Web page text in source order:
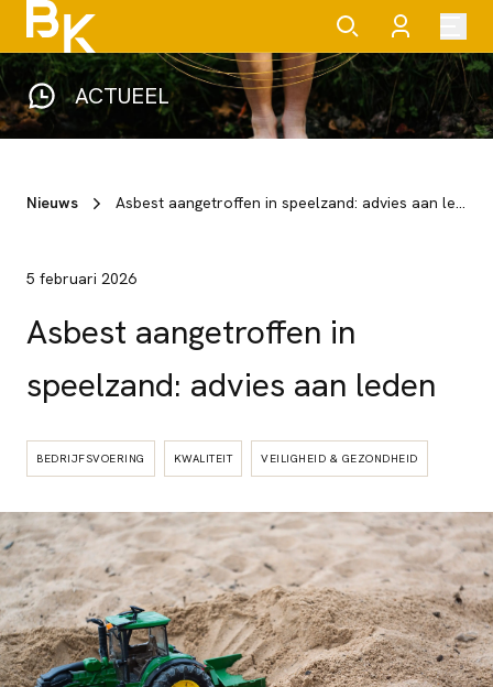
ACTUEEL
Nieuws Asbest aangetroffen in speelzand: advies aan leden
5 februari 2026
Asbest aangetroffen in
speelzand: advies aan leden
BEDRIJFSVOERING KWALITEIT VEILIGHEID & GEZONDHEID